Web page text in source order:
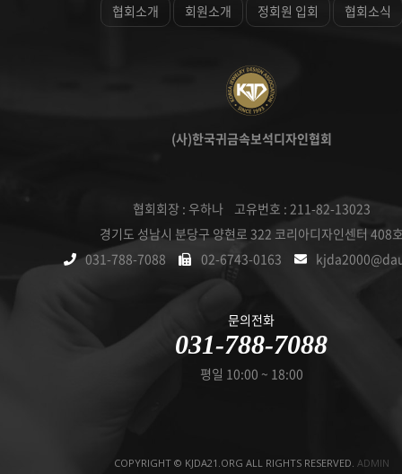
협회소개 회원소개 정회원 입회 협회소식
(사)한국귀금속보석디자인협회
협회회장 : 우하나 고유번호 : 211-82-13023
경기도 성남시 분당구 양현로 322 코리아디자인센터 408
031-788-7088
02-6743-0163
문의전화
031-788-7088
평일 10:00 ~ 18:00
COPYRIGHT © KJDA21.ORG ALL RIGHTS RESERVED. ADMIN